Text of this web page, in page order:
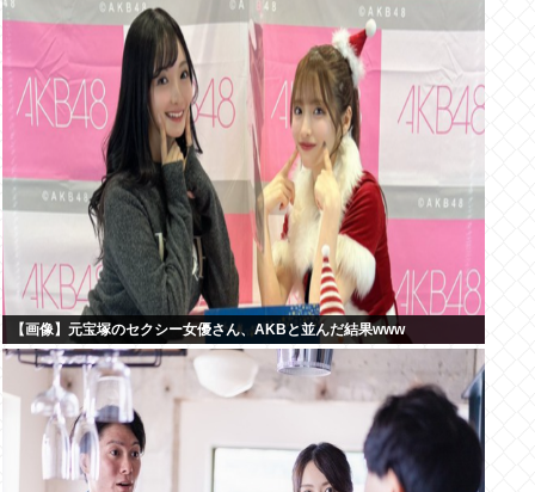
【画像】元宝塚のセクシー女優さん、AKBと並んだ結果www